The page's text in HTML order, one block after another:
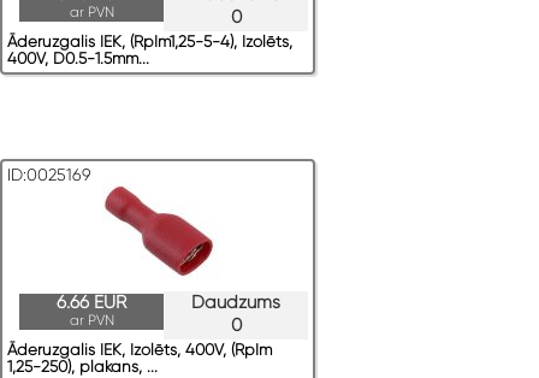
0
ar PVN
Āderuzgalis IEK, (RpIm1,25-5-4), Izolēts,
400V, D0.5-1.5mm...
ID:0025169
Daudzums
0
6.66 EUR
ar PVN
Āderuzgalis IEK, Izolēts, 400V, (RpIm
1,25-250), plakans, ...